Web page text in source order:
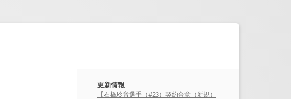
更新情報
【石橋玲音選手（#23）契約合意（新規）